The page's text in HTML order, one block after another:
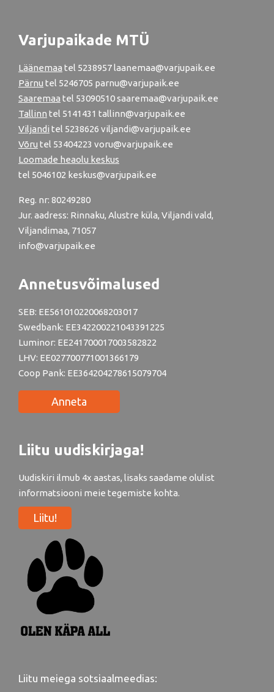
Varjupaikade MTÜ
Läänemaa tel 5238957 laanemaa@varjupaik.ee
Pärnu tel 5246705 parnu@varjupaik.ee
Saaremaa tel 53090510 saaremaa@varjupaik.ee
Tallinn tel 5141431 tallinn@varjupaik.ee
Viljandi tel 5238626 viljandi@varjupaik.ee
Võru tel 53404223 voru@varjupaik.ee
Loomade heaolu keskus
tel 5046102 keskus@varjupaik.ee
Reg. nr: 80249280
Jur. aadress: Rinnaku, Alustre küla, Viljandi vald,
Viljandimaa, 71057
info@varjupaik.ee
Annetusvõimalused
SEB: EE561010220068203017
Swedbank: EE342200221043391225
Luminor: EE241700017003582822
LHV: EE027700771001366179
Coop Pank: EE364204278615079704
Anneta
Liitu uudiskirjaga!
Uudiskiri ilmub 4x aastas, lisaks saadame olulist
informatsiooni meie tegemiste kohta.
Liitu!
Liitu meiega sotsiaalmeedias: